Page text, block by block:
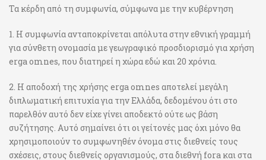
Τα κέρδη από τη συμφωνία, σύμφωνα με την κυβέρνηση
1. Η συμφωνία ανταποκρίνεται απόλυτα στην εθνική γραμμή
για σύνθετη ονομασία με γεωγραφικό προσδιορισμό για χρήση
erga omnes, που διατηρεί η χώρα εδώ και 20 χρόνια.
2. Η αποδοχή της χρήσης erga omnes αποτελεί μεγάλη
διπλωματική επιτυχία για την Ελλάδα, δεδομένου ότι στο
παρελθόν αυτό δεν είχε γίνει αποδεκτό ούτε ως βάση
συζήτησης. Αυτό σημαίνει ότι οι γείτονές μας όχι μόνο θα
χρησιμοποιούν το συμφωνηθέν όνομα στις διεθνείς τους
σχέσεις, στους διεθνείς οργανισμούς, στα διεθνή fora και στα